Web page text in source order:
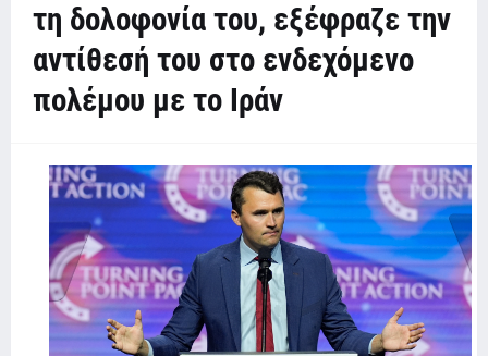
τη δολοφονία του, εξέφραζε την
αντίθεσή του στο ενδεχόμενο
πολέμου με το Ιράν